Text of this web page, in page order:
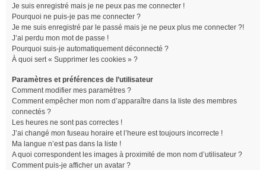
Je suis enregistré mais je ne peux pas me connecter !
Pourquoi ne puis-je pas me connecter ?
Je me suis enregistré par le passé mais je ne peux plus me connecter ?!
J’ai perdu mon mot de passe !
Pourquoi suis-je automatiquement déconnecté ?
À quoi sert « Supprimer les cookies » ?
Paramètres et préférences de l’utilisateur
Comment modifier mes paramètres ?
Comment empêcher mon nom d’apparaître dans la liste des membres
connectés ?
Les heures ne sont pas correctes !
J’ai changé mon fuseau horaire et l’heure est toujours incorrecte !
Ma langue n’est pas dans la liste !
A quoi correspondent les images à proximité de mon nom d’utilisateur ?
Comment puis-je afficher un avatar ?